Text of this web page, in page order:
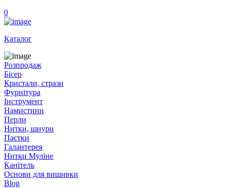
0
Каталог
Розпродаж
Бісер
Кристали, стрази
Фурнітура
Інструмент
Намистини
Перли
Нитки, шнури
Паєтки
Галантерея
Нитки Муліне
Канітель
Основи для вишивки
Blog